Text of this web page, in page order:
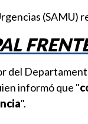
(SAMU)
del
informó que "
".